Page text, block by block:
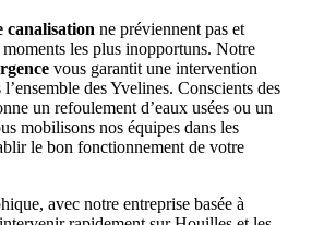
canalisation ne préviennent pas et
les plus inopportuns. Notre
vous garantit une intervention
des Yvelines. Conscients des
un refoulement d’eaux usées ou un
mobilisons nos équipes dans les
le bon fonctionnement de votre
avec notre entreprise basée à